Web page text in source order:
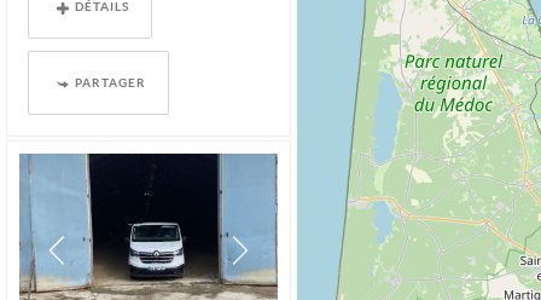
DÉTAILS
PARTAGER